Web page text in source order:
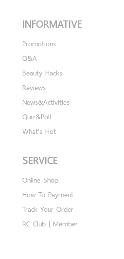
INFORMATIVE
Promotions
Q&A
Beauty Hacks
Reviews
News&Activities
Quiz&Poll
What's Hot
SERVICE
Online Shop
How To Payment
Track Your Order
RC Club | Member